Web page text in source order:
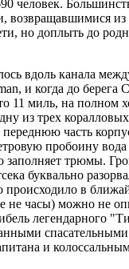
человек.
возвращавшимися
но доплыть до
вдоль канала
и когда до берега
11 миль, на полном
из трех
часть
пробоину
заполняет трюмы.
буквально
происходило в
не часы) можно не
легендарного
и